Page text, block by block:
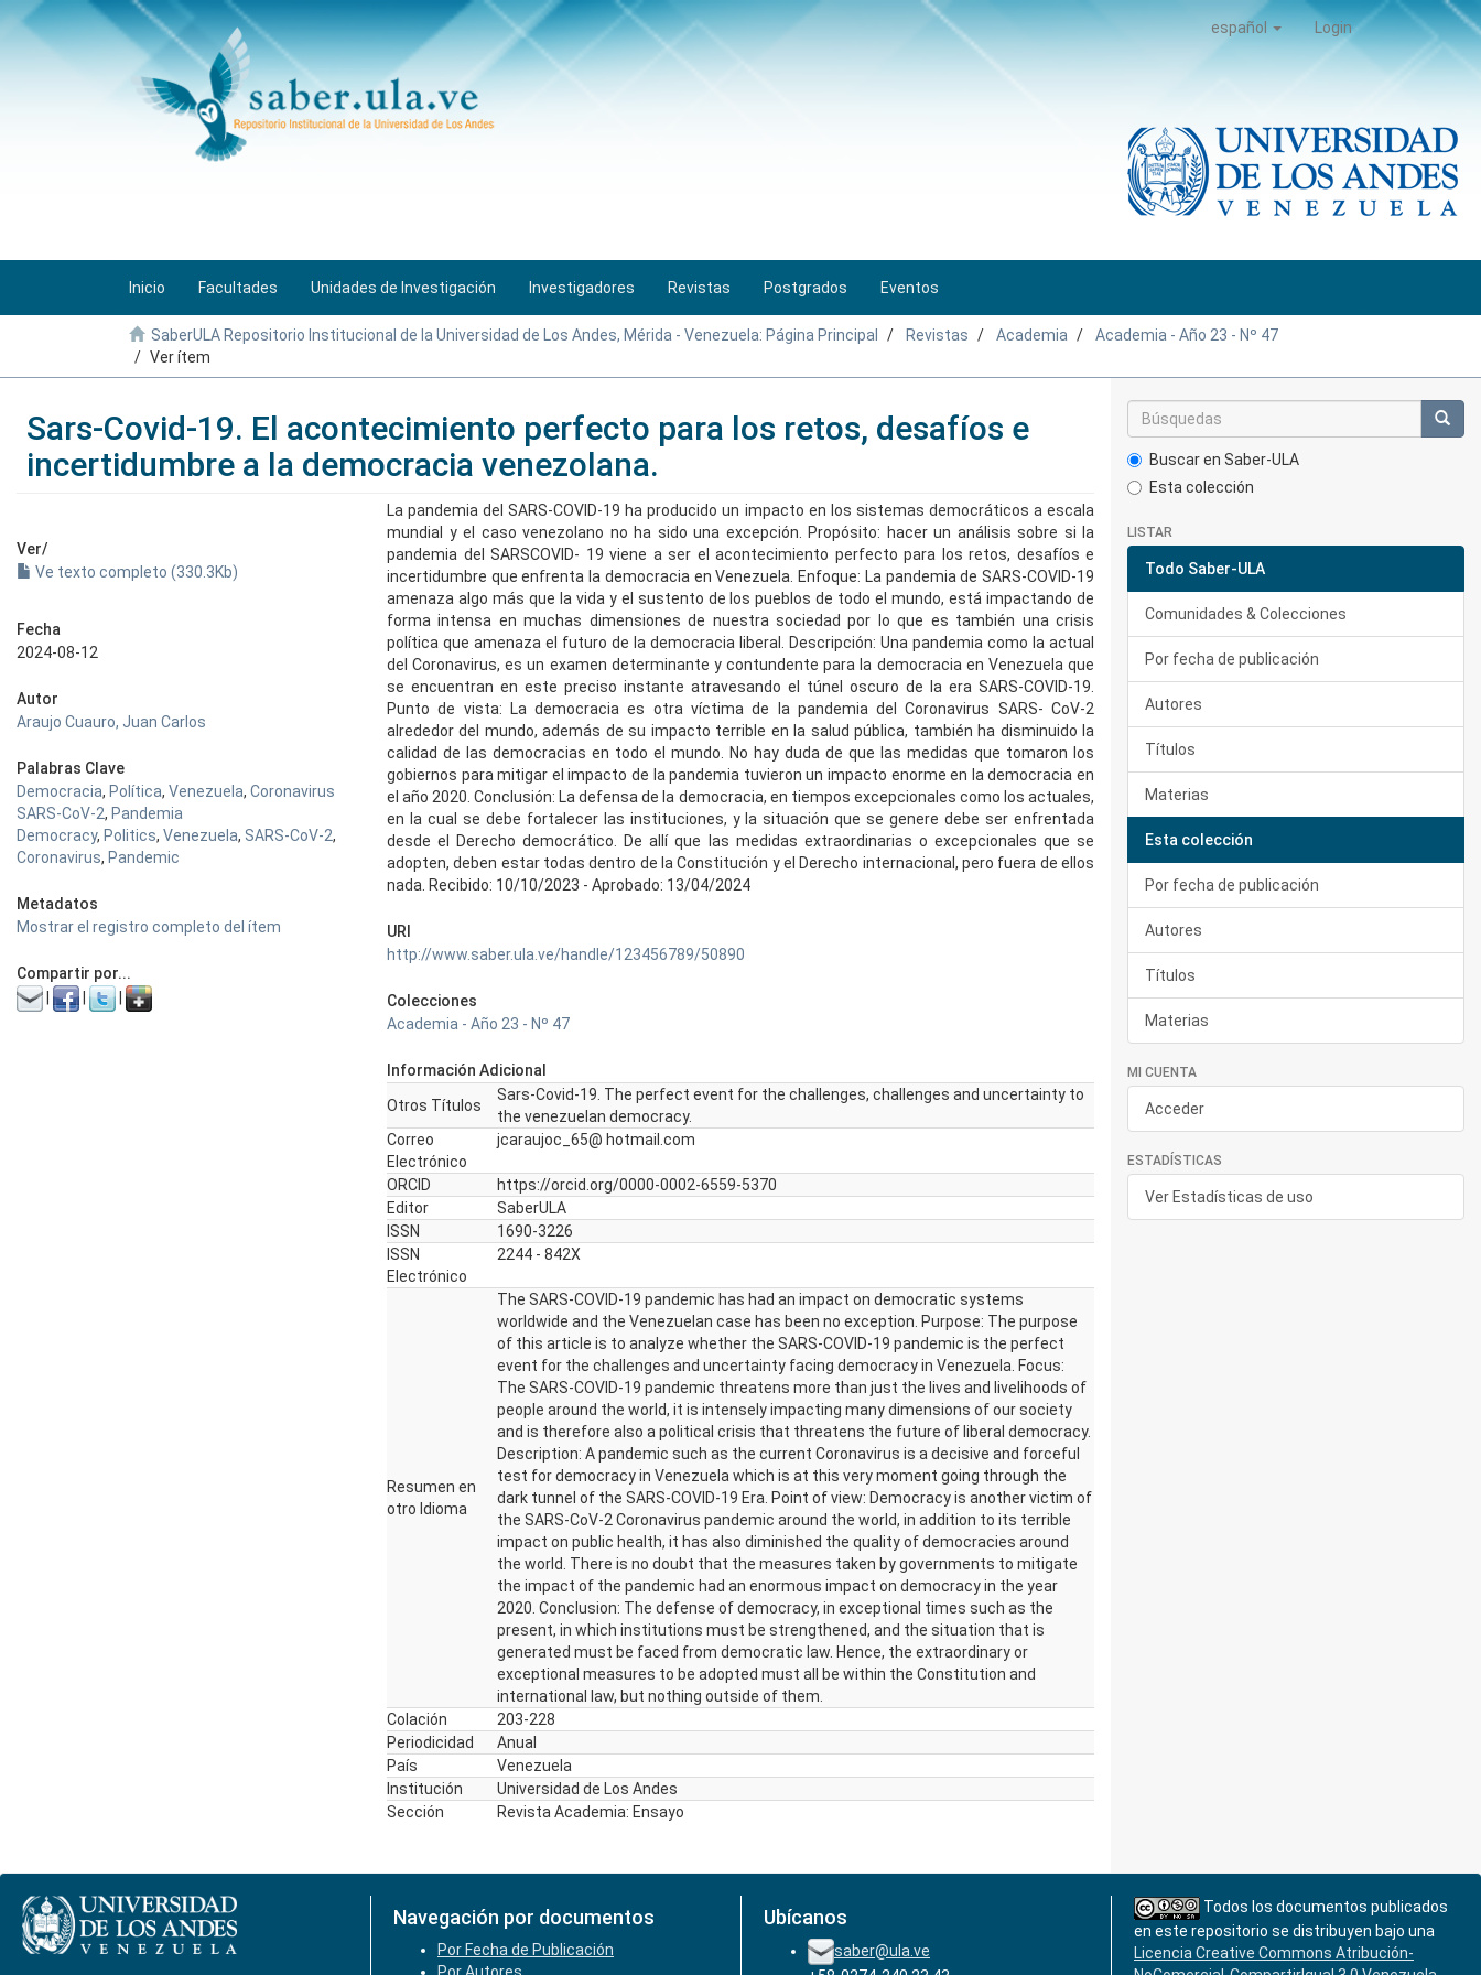
español Login
Inicio Facultades Unidades de Investigación Investigadores Revistas Postgrados Eventos
SaberULA Repositorio Institucional de la Universidad de Los Andes, Mérida - Venezuela: Página Principal Revistas Academia
Academia - Año 23 - Nº 47
Ver ítem
Sars-Covid-19. El acontecimiento perfecto para los retos, desafíos e
incertidumbre a la democracia venezolana.
Ver/
Ve texto completo (330.3Kb)
Fecha
2024-08-12
Autor
Araujo Cuauro, Juan Carlos
Palabras Clave
Democracia, Política, Venezuela, Coronavirus
SARS-CoV-2, Pandemia
Democracy, Politics, Venezuela, SARS-CoV-2,
Coronavirus, Pandemic
Metadatos
Mostrar el registro completo del ítem
Compartir por...
La pandemia del SARS-COVID-19 ha producido un impacto en los sistemas democráticos a escala
mundial y el caso venezolano no ha sido una excepción. Propósito: hacer un análisis sobre si la
pandemia del SARSCOVID- 19 viene a ser el acontecimiento perfecto para los retos, desafíos e
incertidumbre que enfrenta la democracia en Venezuela. Enfoque: La pandemia de SARS-COVID-19
amenaza algo más que la vida y el sustento de los pueblos de todo el mundo, está impactando de
forma intensa en muchas dimensiones de nuestra sociedad por lo que es también una crisis
política que amenaza el futuro de la democracia liberal. Descripción: Una pandemia como la actual
del Coronavirus, es un examen determinante y contundente para la democracia en Venezuela que
se encuentran en este preciso instante atravesando el túnel oscuro de la era SARS-COVID-19.
Punto de vista: La democracia es otra víctima de la pandemia del Coronavirus SARS- CoV-2
alrededor del mundo, además de su impacto terrible en la salud pública, también ha disminuido la
calidad de las democracias en todo el mundo. No hay duda de que las medidas que tomaron los
gobiernos para mitigar el impacto de la pandemia tuvieron un impacto enorme en la democracia en
el año 2020. Conclusión: La defensa de la democracia, en tiempos excepcionales como los actuales,
en la cual se debe fortalecer las instituciones, y la situación que se genere debe ser enfrentada
desde el Derecho democrático. De allí que las medidas extraordinarias o excepcionales que se
adopten, deben estar todas dentro de la Constitución y el Derecho internacional, pero fuera de ellos
nada. Recibido: 10/10/2023 - Aprobado: 13/04/2024
URI
http://www.saber.ula.ve/handle/123456789/50890
Colecciones
Academia - Año 23 - Nº 47
Información Adicional
Otros Títulos
Sars-Covid-19. The perfect event for the challenges, challenges and uncertainty to
the venezuelan democracy.
Correo
Electrónico
jcaraujoc_65@ hotmail.com
ORCID
https://orcid.org/0000-0002-6559-5370
Editor
SaberULA
ISSN
1690-3226
ISSN
Electrónico
2244 - 842X
Resumen en
otro Idioma
The SARS-COVID-19 pandemic has had an impact on democratic systems
worldwide and the Venezuelan case has been no exception. Purpose: The purpose
of this article is to analyze whether the SARS-COVID-19 pandemic is the perfect
event for the challenges and uncertainty facing democracy in Venezuela. Focus:
The SARS-COVID-19 pandemic threatens more than just the lives and livelihoods of
people around the world, it is intensely impacting many dimensions of our society
and is therefore also a political crisis that threatens the future of liberal democracy.
Description: A pandemic such as the current Coronavirus is a decisive and forceful
test for democracy in Venezuela which is at this very moment going through the
dark tunnel of the SARS-COVID-19 Era. Point of view: Democracy is another victim of
the SARS-CoV-2 Coronavirus pandemic around the world, in addition to its terrible
impact on public health, it has also diminished the quality of democracies around
the world. There is no doubt that the measures taken by governments to mitigate
the impact of the pandemic had an enormous impact on democracy in the year
2020. Conclusion: The defense of democracy, in exceptional times such as the
present, in which institutions must be strengthened, and the situation that is
generated must be faced from democratic law. Hence, the extraordinary or
exceptional measures to be adopted must all be within the Constitution and
international law, but nothing outside of them.
Colación
203-228
Periodicidad
Anual
País
Venezuela
Institución
Universidad de Los Andes
Sección
Revista Academia: Ensayo
Buscar en Saber-ULA
Esta colección
LISTAR
Todo Saber-ULA
Comunidades & Colecciones
Por fecha de publicación
Autores
Títulos
Materias
Esta colección
Por fecha de publicación
Autores
Títulos
Materias
MI CUENTA
Acceder
ESTADÍSTICAS
Ver Estadísticas de uso
Navegación por documentos
Por Fecha de Publicación
Ubícanos
saber@ula.ve
Todos los documentos publicados
en este repositorio se distribuyen bajo una
Licencia Creative Commons Atribución-